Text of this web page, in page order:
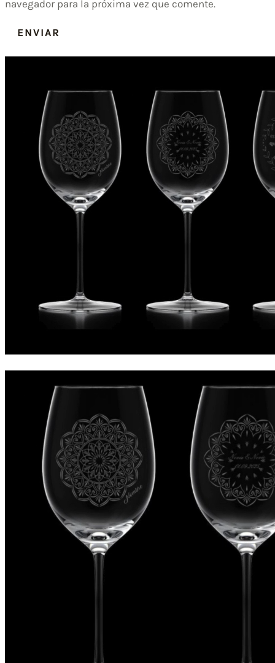
navegador para la próxima vez que comente.